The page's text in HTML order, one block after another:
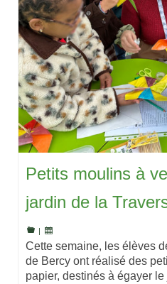
Petits moulins à
jardin de la
Cette semaine, les élèves
de Bercy ont réalisé des
papier, destinés à égayer